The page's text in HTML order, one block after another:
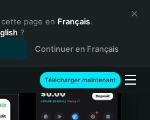
page en Français.
?
Continuer en Français
Télécharger maintenant